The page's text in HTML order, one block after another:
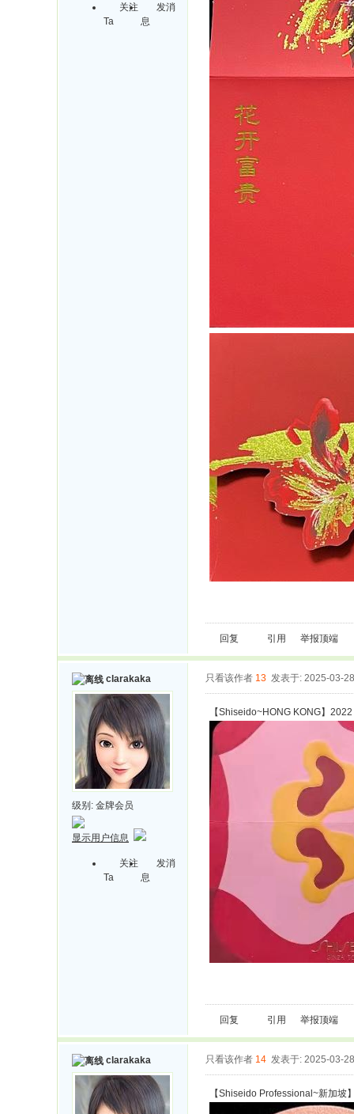
关注
Ta
发消
息
回复 引用 举报顶端
clarakaka
级别: 金牌会员
显示用户信息
关注
Ta
发消
息
只看该作者 13 发表于: 2025-03-28
【Shiseido~HONG KONG】2022
回复 引用 举报顶端
clarakaka 只看该作者 14 发表于: 2025-03-28
【Shiseido Professional~新加坡